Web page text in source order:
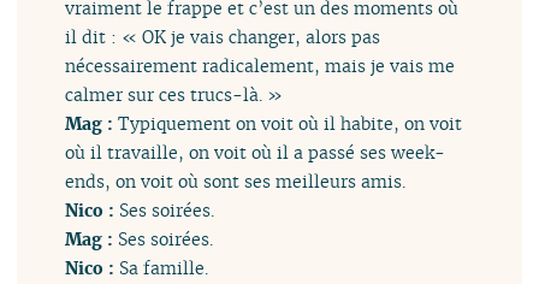
vraiment le frappe et c’est un des moments où
il dit : « OK je vais changer, alors pas
nécessairement radicalement, mais je vais me
calmer sur ces trucs-là. »
Mag :Typiquement on voit où il habite, on voit
où il travaille, on voit où il a passé ses week-
ends, on voit où sont ses meilleurs amis.
Nico : Ses soirées.
Mag : Ses soirées.
Nico : Sa famille.